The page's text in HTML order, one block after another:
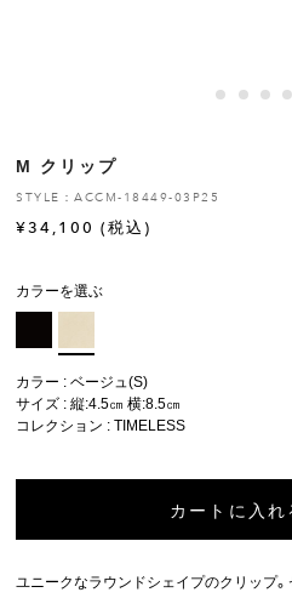
お修理について
M クリップ
STYLE：ACCM-18449-03P25
¥34,100 (税込)
カラーを選ぶ
カラー : ベージュ(S)
サイズ : 縦:4.5㎝ 横:8.5㎝
コレクション :TIMELESS
カートに入れ
ユニークなラウンドシェイプのクリップ